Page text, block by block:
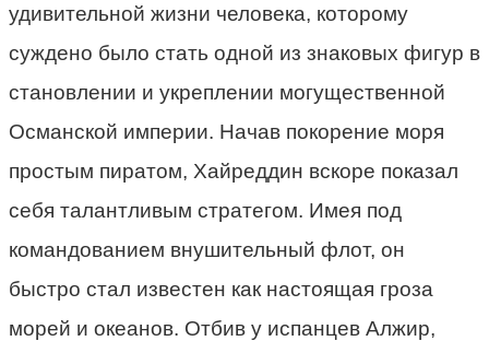
удивительной жизни человека, которому
суждено было стать одной из знаковых фигур в
становлении и укреплении могущественной
Османской империи. Начав покорение моря
простым пиратом, Хайреддин вскоре показал
себя талантливым стратегом. Имея под
командованием внушительный флот, он
быстро стал известен как настоящая гроза
морей и океанов. Отбив у испанцев Алжир,